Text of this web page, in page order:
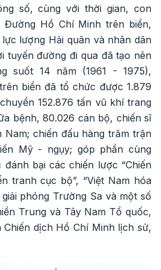
số, cùng với thời gian, con
Hồ Chí Minh trên biển,
lượng Hải quân và nhân dân
tuyến đường đi qua đã tạo nên
suốt 14 năm (1961 - 1975),
biển đã tổ chức được 1.879
152.876 tấn vũ khí trang
bệnh, 80.026 cán bộ, chiến sĩ
Nam; chiến đấu hàng trăm trận
Mỹ - ngụy; góp phần cùng
bại các chiến lược “Chiến
tranh cục bộ”, “Việt Nam hóa
phóng Trường Sa và một số
Trung và Tây Nam Tổ quốc,
Chiến dịch Hồ Chí Minh lịch sử,